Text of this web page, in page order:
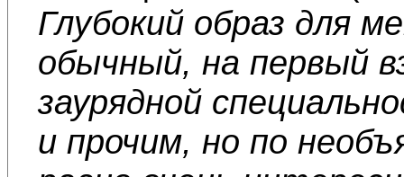
Глубокий образ для
обычный, на первый
заурядной
и прочим, но по